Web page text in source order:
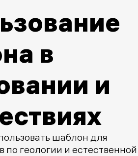
в
и
шаблон для
по геологии и естественной